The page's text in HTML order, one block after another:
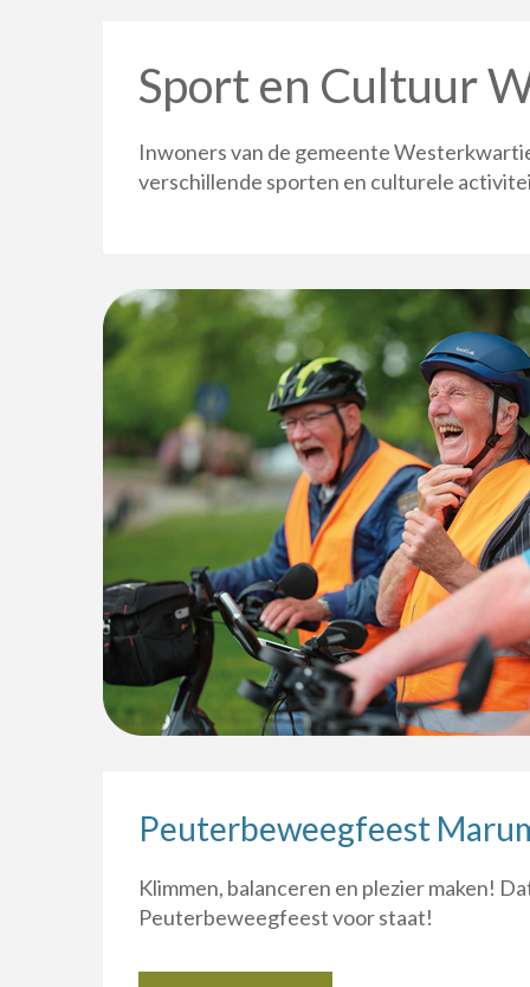
Sport en Cultuur
Inwoners van de gemeente
verschillende sporten en culturele
Peuterbeweegfeest
Klimmen, balanceren en plezier maken!
Peuterbeweegfeest voor staat!